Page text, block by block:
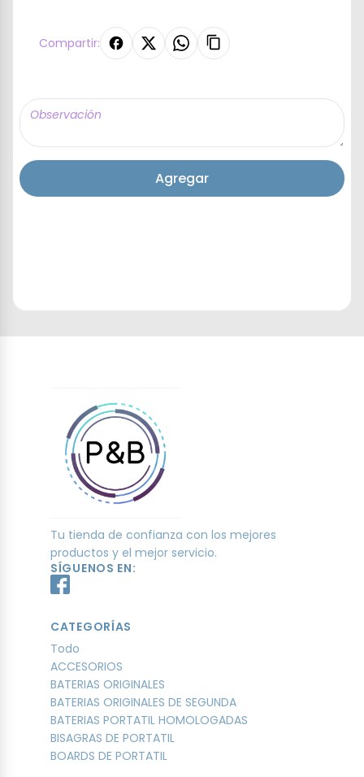
Compartir:
Agregar
Tu tienda de confianza con los mejores
productos y el mejor servicio.
SÍGUENOS EN:
CATEGORÍAS
Todo
ACCESORIOS
BATERIAS ORIGINALES
BATERIAS ORIGINALES DE SEGUNDA
BATERIAS PORTATIL HOMOLOGADAS
BISAGRAS DE PORTATIL
BOARDS DE PORTATIL